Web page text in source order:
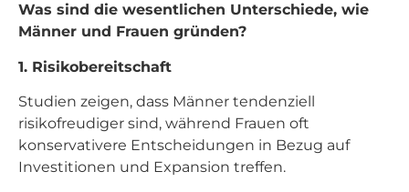
Was sind die wesentlichen Unterschiede, wie
Männer und Frauen gründen?
1. Risikobereitschaft
Studien zeigen, dass Männer tendenziell
risikofreudiger sind, während Frauen oft
konservativere Entscheidungen in Bezug auf
Investitionen und Expansion treffen.